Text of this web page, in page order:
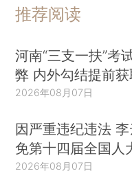
推荐阅读
河南“三支一扶”考
弊 内外勾结提前
2026年08月07日
因严重违纪违法
免第十四届全国人
2026年08月07日